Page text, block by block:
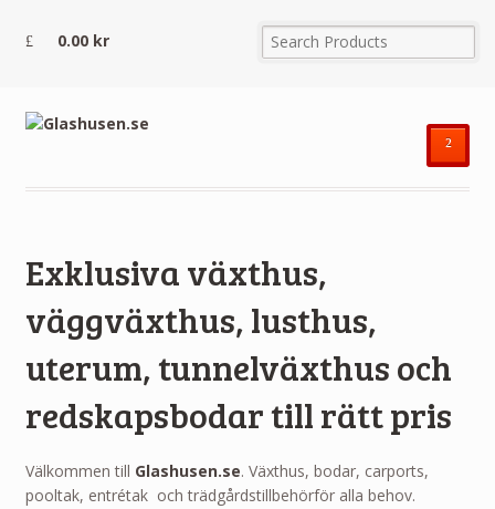
0.00 kr
²
Exklusiva växthus,
väggväxthus, lusthus,
uterum, tunnelväxthus och
redskapsbodar till rätt pris
Välkommen till Glashusen.se. Växthus, bodar, carports,
pooltak, entrétak och trädgårdstillbehörför alla behov.